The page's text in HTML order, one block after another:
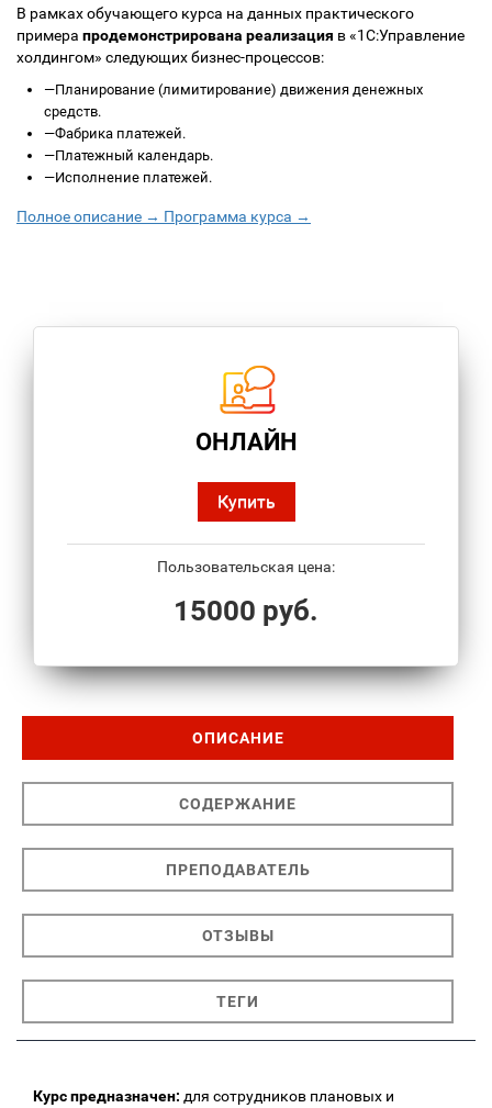
В рамках обучающего курса на данных практического
примера продемонстрирована реализация в «1С:Управление
холдингом» следующих бизнес-процессов:
—Планирование (лимитирование) движения денежных
средств.
—Фабрика платежей.
—Платежный календарь.
—Исполнение платежей.
Полное описание → Программа курса →
ОНЛАЙН
Купить
Пользовательская цена:
15000 руб.
ОПИСАНИЕ
СОДЕРЖАНИЕ
ПРЕПОДАВАТЕЛЬ
ОТЗЫВЫ
ТЕГИ
Курс предназначен: для сотрудников плановых и